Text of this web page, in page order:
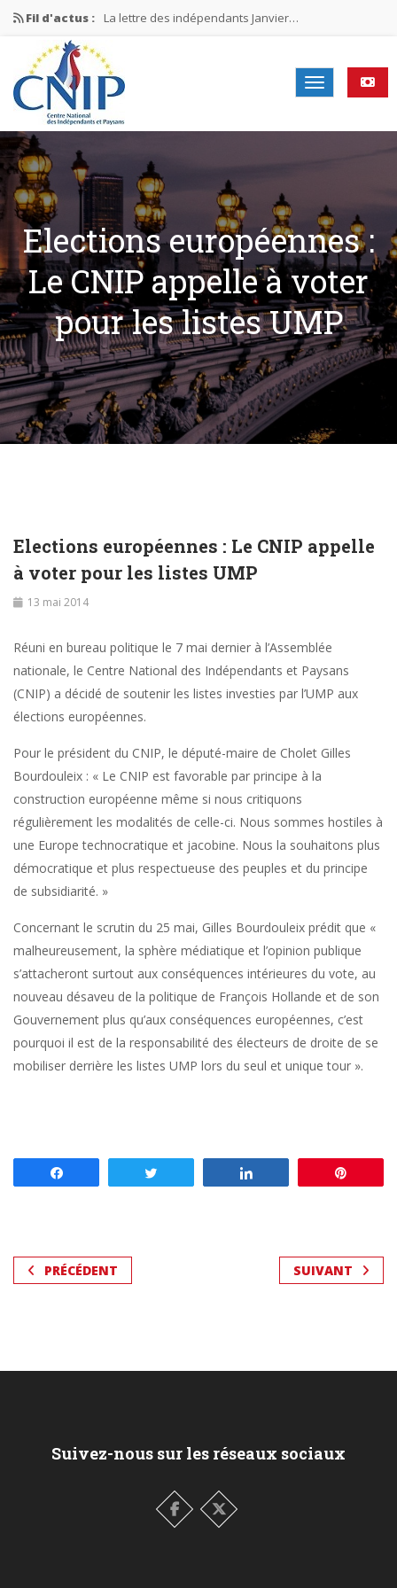
Fil d'actus : La lettre des indépendants Janvier…
La lettre des indépendants Novembre…
La lettre des indépendants Juin…
Mission nationale ÉLECTIONS MUNICIPALES 2026
La lettre des indépendants N°2-2026
Elections européennes :
Le CNIP appelle à voter
pour les listes UMP
Elections européennes : Le CNIP appelle
à voter pour les listes UMP
13 mai 2014
Réuni en bureau politique le 7 mai dernier à l’Assemblée
nationale, le Centre National des Indépendants et Paysans
(CNIP) a décidé de soutenir les listes investies par l’UMP aux
élections européennes.
Pour le président du CNIP, le député-maire de Cholet Gilles
Bourdouleix : « Le CNIP est favorable par principe à la
construction européenne même si nous critiquons
régulièrement les modalités de celle-ci. Nous sommes hostiles à
une Europe technocratique et jacobine. Nous la souhaitons plus
démocratique et plus respectueuse des peuples et du principe
de subsidiarité. »
Concernant le scrutin du 25 mai, Gilles Bourdouleix prédit que «
malheureusement, la sphère médiatique et l’opinion publique
s’attacheront surtout aux conséquences intérieures du vote, au
nouveau désaveu de la politique de François Hollande et de son
Gouvernement plus qu’aux conséquences européennes, c’est
pourquoi il est de la responsabilité des électeurs de droite de se
mobiliser derrière les listes UMP lors du seul et unique tour ».
PRÉCÉDENT SUIVANT
Suivez-nous sur les réseaux sociaux